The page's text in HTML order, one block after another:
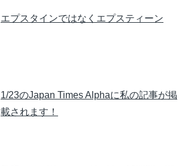
エプスタインではなくエプスティーン
1/23のJapan Times Alphaに私の記事が掲
載されます！